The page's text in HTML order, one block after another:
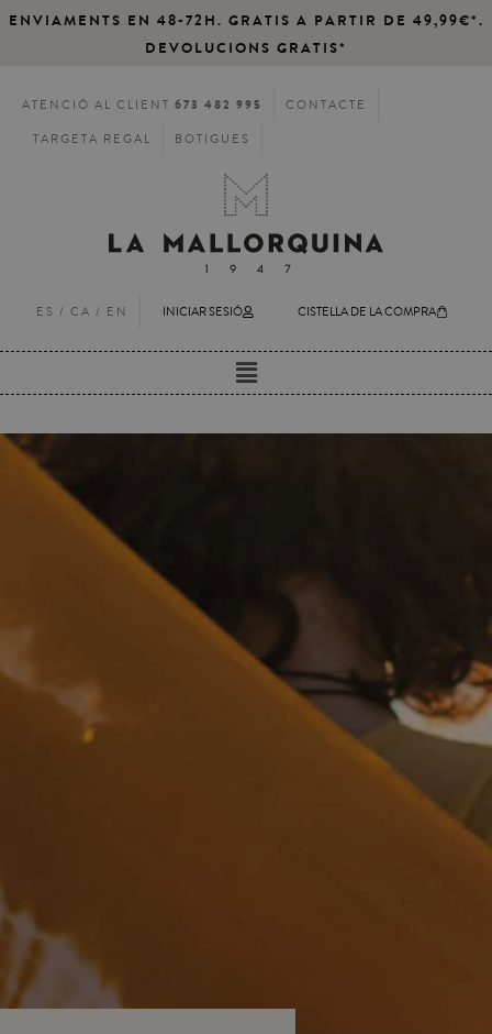
ENVIAMENTS EN 48-72H. GRATIS A PARTIR DE 49,99€*.
DEVOLUCIONS GRATIS*
ATENCIÓ AL CLIENT 673 482 995 CONTACTE
TARGETA REGAL BOTIGUES
ES / CA / EN INICIAR SESIÓ CISTELLA DE LA COMPRA